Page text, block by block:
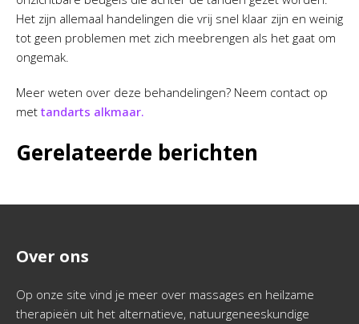
Het zijn allemaal handelingen die vrij snel klaar zijn en weinig
tot geen problemen met zich meebrengen als het gaat om
ongemak.
Meer weten over deze behandelingen? Neem contact op
met tandarts alkmaar.
Gerelateerde berichten
Over ons
Op onze site vind je meer over massages en heilzame
therapieën uit het alternatieve, natuurgeneeskundige